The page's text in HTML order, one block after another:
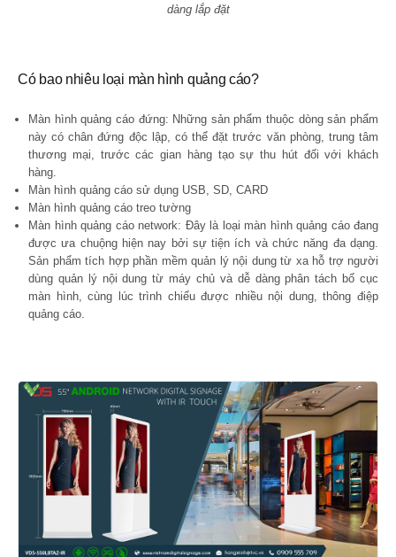
dàng lắp đặt
Có bao nhiêu loại màn hình quảng cáo?
Màn hình quảng cáo đứng: Những sản phẩm thuộc dòng sản phẩm
này có chân đứng độc lập, có thể đặt trước văn phòng, trung tâm
thương mại, trước các gian hàng tạo sự thu hút đối với khách
hàng.
Màn hình quảng cáo sử dụng USB, SD, CARD
Màn hình quảng cáo treo tường
Màn hình quảng cáo network: Đây là loại màn hình quảng cáo đang
được ưa chuộng hiện nay bởi sự tiện ích và chức năng đa dạng.
Sản phẩm tích hợp phần mềm quản lý nội dung từ xa hỗ trợ người
dùng quản lý nội dung từ máy chủ và dễ dàng phân tách bố cục
màn hình, cùng lúc trình chiếu được nhiều nội dung, thông điệp
quảng cáo.